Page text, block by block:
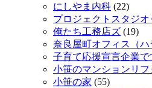
にしやま内科 (22)
プロジェクトスタジオ
俺たち工務店ズ (19)
奈良屋町オフィス（ハ
子育て応援宣言企業で
小笹のマンションリフ
小笹の家 (55)